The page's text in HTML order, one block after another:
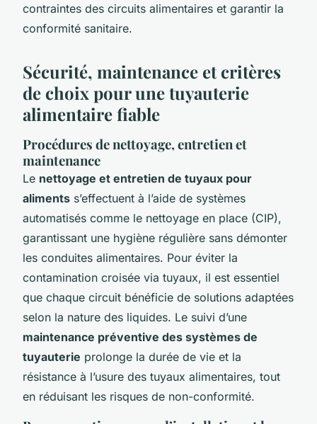
contraintes des circuits alimentaires et garantir la
conformité sanitaire.
Sécurité, maintenance et critères
de choix pour une tuyauterie
alimentaire fiable
Procédures de nettoyage, entretien et
maintenance
Le nettoyage et entretien de tuyaux pour
aliments s’effectuent à l’aide de systèmes
automatisés comme le nettoyage en place (CIP),
garantissant une hygiène régulière sans démonter
les conduites alimentaires. Pour éviter la
contamination croisée via tuyaux, il est essentiel
que chaque circuit bénéficie de solutions adaptées
selon la nature des liquides. Le suivi d’une
maintenance préventive des systèmes de
tuyauterie prolonge la durée de vie et la
résistance à l’usure des tuyaux alimentaires, tout
en réduisant les risques de non-conformité.